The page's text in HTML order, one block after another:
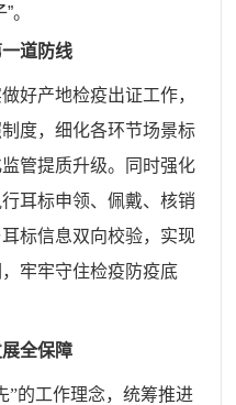
。
道防线
好产地检疫出证工作，
度，细化各环节场景标
管提质升级。同时强化
耳标申领、佩戴、核销
标信息双向校验，实现
牢牢守住检疫防疫底
全保障
”的工作理念，统筹推进